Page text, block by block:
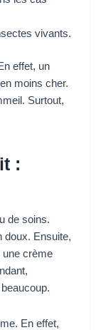
vivants.
effet, un
moins cher.
Surtout,
:
de soins.
doux. Ensuite,
une crème
En effet,